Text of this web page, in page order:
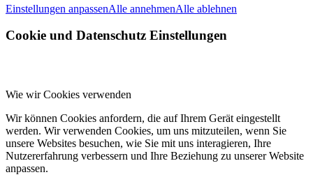
Einstellungen anpassenAlle annehmenAlle ablehnen
Cookie und Datenschutz Einstellungen
Wie wir Cookies verwenden
Wir können Cookies anfordern, die auf Ihrem Gerät eingestellt
werden. Wir verwenden Cookies, um uns mitzuteilen, wenn Sie
unsere Websites besuchen, wie Sie mit uns interagieren, Ihre
Nutzererfahrung verbessern und Ihre Beziehung zu unserer Website
anpassen.